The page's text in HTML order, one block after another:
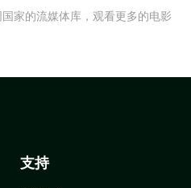
家的流媒体库，观看更多的电影
支持